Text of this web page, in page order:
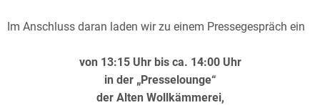
Im Anschluss daran laden wir zu einem Pressegespräch ein
von 13:15 Uhr bis ca. 14:00 Uhr
in der „Presselounge“
der Alten Wollkämmerei,